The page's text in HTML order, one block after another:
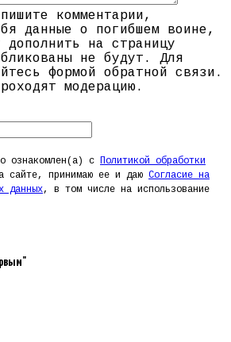
комментарии,
данные о погибшем воине,
дополнить на страницу
не будут. Для
формой обратной связи.
модерацию.
ознакомлен(а) с
Политикой обработки
сайте, принимаю ее и даю Согласие на
данных, в том числе на использование